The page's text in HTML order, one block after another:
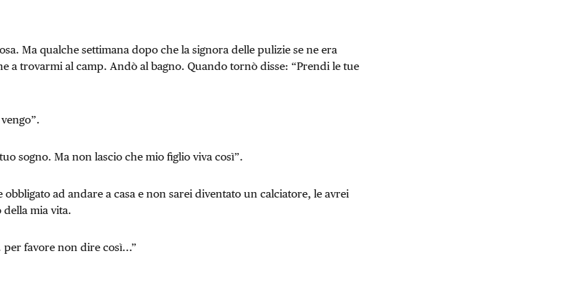
Ma qualche settimana dopo che la signora delle pulizie se ne era
a trovarmi al camp. Andò al bagno. Quando tornò disse: “Prendi le tue
sogno. Ma non lascio che mio figlio viva così”.
obbligato ad andare a casa e non sarei diventato un calciatore, le avrei
mia vita.
per favore non dire così...”